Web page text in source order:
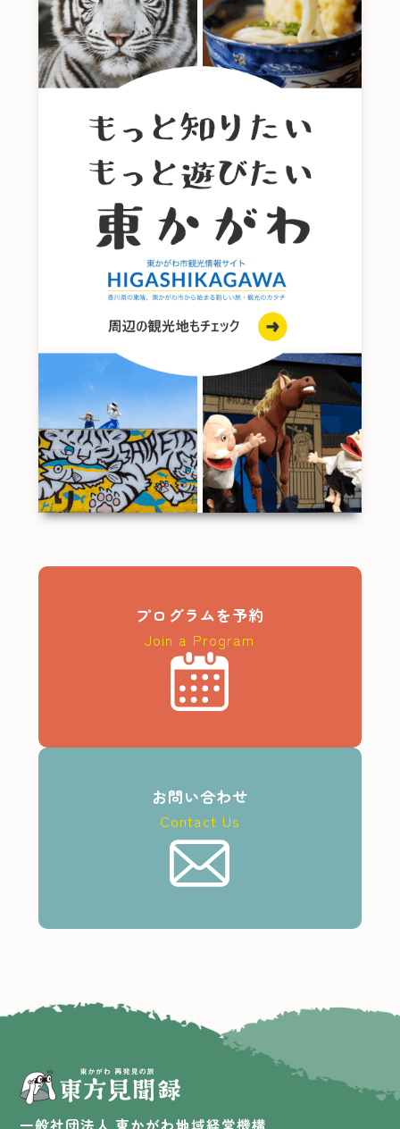
当機構は、同じ行程を同時に旅行する複数の旅行
者がその責任ある代表者（以下「契約責任者」と
いいます。）を定めて申し込んだ募集型企画旅行
契約の締結については、本項(6)の〈2〉～〈5〉の
規程を適用します。
当機構は、特約を結んだ場合を除き、契約責任者
はその団体・グループを構成する旅行者（以下
の締結に関する一切の代理権を有しているものと
みなし、当該団体・グループに係る旅行業務に関
する取引は、当該契約責任者との間で行います。
契約責任者は、当機構が定める日までに、構成者
の名簿を当機構に提出しなければなりません。
当機構は、契約責任者が構成員に対して現に負
い、又は将来負うことが予測される債務又は義務
については、何らかの責任を負うものではありま
当機構は、契約責任者が団体・グループに同行し
ない場合、旅行開始後においては、あらかじめ契
約責任者が選任した構成員を契約責任者とみなし
ます。
3 ウエイティングの取扱い
お申し込みの段階で、満席、満室その他の理由で旅
行契約の締結が直ちにできない場合は、当機構は、
お客様の承諾を得て、お客様が「取消待ち」状態で
の申し込みを受けられるように努力することがあり
この場合でも当機構は申込金相当額を申し受けま
す。この時点では旅行契約は成立しておりません。
なお「当機構がお申込みを承諾できる旨を通知する
前にお客様よりウエイティング登録の解除のお申し
込みがあった場合」又は「お待ちいただける期限ま
でに結果としてお申し込みを承諾できなかった場
ます。
るコースの予約成立は、当機構がお客様の申し込み
を承諾できる旨の通知を行ったときに成立するもの
お預かりした「申込金相当額」は予約成立となった
時点で「申込金」として取扱います。
18歳未満の方は、親権者の同意書が必要です。ま
て、参加者の性別、年齢、資格、技能その他の条件
が当機構の指定する条件に合致しない場合は、お申
し込みをお断りすることがあります。
健康を害している方、車椅子などの器具をご利用に
なっている方や心身に障害のある方、食物アレルギ
ー・動物アレルギーのある方、妊娠中の方、妊娠の
プログラムを予約
Join a Program
お問い合わせ
Contact Us